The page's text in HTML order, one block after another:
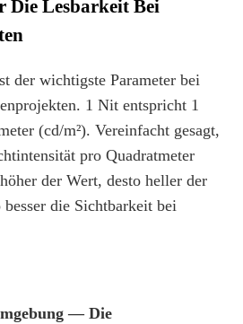
Lesbarkeit Bei
der wichtigste Parameter bei
1 Nit entspricht 1
(cd/m²). Vereinfacht gesagt,
pro Quadratmeter
der Wert, desto heller der
die Sichtbarkeit bei
— Die